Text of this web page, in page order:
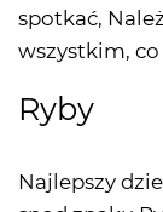
spotkać,
wszystkim, co
Ryby
Najlepszy